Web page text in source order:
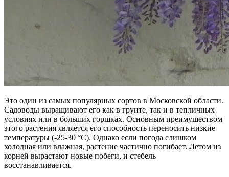
Это один из самых популярных сортов в Московской области.
Садоводы выращивают его как в грунте, так и в тепличных
условиях или в больших горшках. Основным преимуществом
этого растения является его способность переносить низкие
температуры (-25-30 °С). Однако если погода слишком
холодная или влажная, растение частично погибает. Летом из
корней вырастают новые побеги, и стебель
восстанавливается.